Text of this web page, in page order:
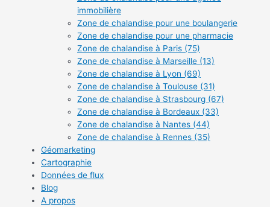
immobilière
Zone de chalandise pour une boulangerie
Zone de chalandise pour une pharmacie
Zone de chalandise à Paris (75)
Zone de chalandise à Marseille (13)
Zone de chalandise à Lyon (69)
Zone de chalandise à Toulouse (31)
Zone de chalandise à Strasbourg (67)
Zone de chalandise à Bordeaux (33)
Zone de chalandise à Nantes (44)
Zone de chalandise à Rennes (35)
Géomarketing
Cartographie
Données de flux
Blog
A propos